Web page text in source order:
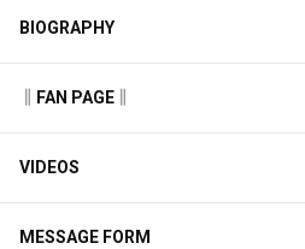
BIOGRAPHY
‖FAN PAGE‖
VIDEOS
MESSAGE FORM